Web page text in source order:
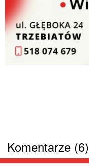
Komentarze (6)